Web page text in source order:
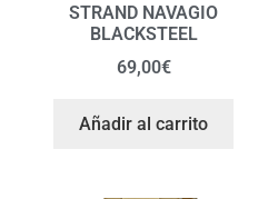
STRAND NAVAGIO
BLACKSTEEL
69,00€
Añadir al carrito